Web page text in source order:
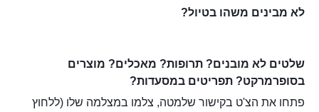
לא מבינים משהו בטיול?
שלטים לא מובנים? תרופות? מאכלים? מוצרים
בסופרמרקט? תפריטים במסעדות?
פתחו את הצ'ט בקישור שלמטה, צלמו במצלמה שלו (ללחוץ